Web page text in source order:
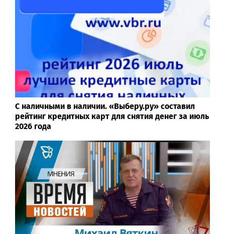
С наличными в наличии. «Выберу.ру» составил
рейтинг кредитных карт для снятия денег за июль
2026 года